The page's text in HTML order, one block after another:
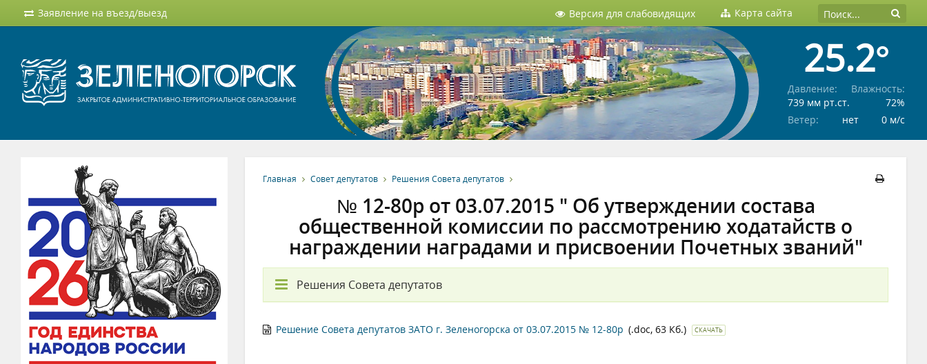
Заявление на въезд/выезд Версия для слабовидящих Карта сайта
25.2°
Давление:
739 мм рт.ст.
Влажность:
72%
Ветер:
нет 0 м/c
Главная Совет депутатов Решения Совета депутатов
№ 12-80р от 03.07.2015 " Об утверждении состава
общественной комиссии по рассмотрению ходатайств о
награждении наградами и присвоении Почетных званий"
Решения Совета депутатов
Решение Совета депутатов ЗАТО г. Зеленогорска от 03.07.2015 № 12-80р (.doc, 63 Кб.) СКАЧАТЬ